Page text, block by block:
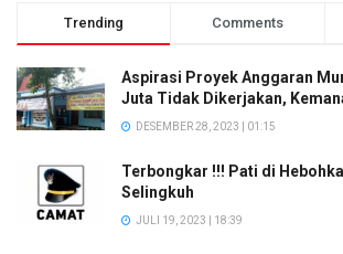
Trending Comments
Aspirasi Proyek Anggaran
Juta Tidak Dikerjakan,
DESEMBER 28, 2023 | 01:15
Terbongkar !!! Pati di
Selingkuh
JULI 19, 2023 | 18:39